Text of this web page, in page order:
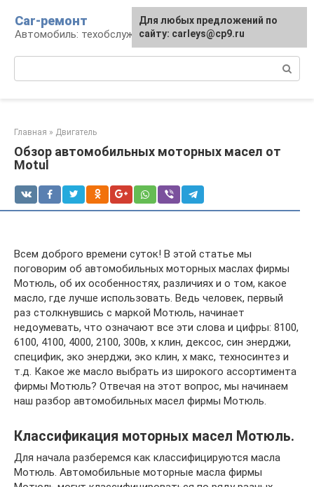
контенту
Car-ремонт
Автомобиль: техобслуживание и ремонт
Главная » Двигатель
Обзор автомобильных моторных масел от
Motul
Всем доброго времени суток! В этой статье мы
поговорим об автомобильных моторных маслах фирмы
Мотюль, об их особенностях, различиях и о том, какое
масло, где лучше использовать. Ведь человек, первый
раз столкнувшись с маркой Мотюль, начинает
недоумевать, что означают все эти слова и цифры: 8100,
6100, 4100, 4000, 2100, 300в, х клин, дексос, син энерджи,
специфик, эко энерджи, эко клин, х макс, техносинтез и
т.д. Какое же масло выбрать из широкого ассортимента
фирмы Мотюль? Отвечая на этот вопрос, мы начинаем
наш разбор автомобильных масел фирмы Мотюль.
Классификация моторных масел Мотюль.
Для начала разберемся как классифицируются масла
Мотюль. Автомобильные моторные масла фирмы
Для любых предложений по
сайту: carleys@cp9.ru